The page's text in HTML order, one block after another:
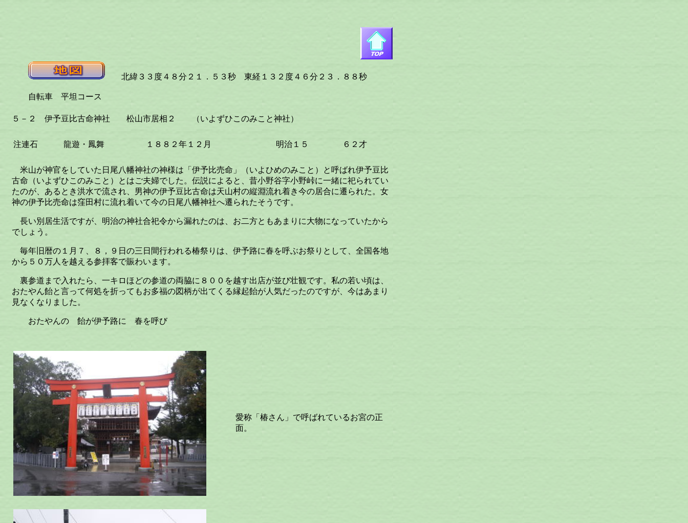
北緯３３度４８分２１．５３秒 東経１３２度４６分２３．８８秒
自転車 平坦コース
５－２ 伊予豆比古命神社 松山市居相２ （いよずひこのみこと神社）
注連石 龍遊・鳳舞 １８８２年１２月 明治１５ ６２才
米山が神官をしていた日尾八幡神社の神様は「伊予比売命」（いよひめのみこと）と呼ばれ伊予豆比
古命（いよずひこのみこと）とはご夫婦でした。伝説によると、昔小野谷字小野峠に一緒に祀られてい
たのが、あるとき洪水で流され、男神の伊予豆比古命は天山村の縦淵流れ着き今の居合に遷られた。女
神の伊予比売命は窪田村に流れ着いて今の日尾八幡神社へ遷られたそうです。
長い別居生活ですが、明治の神社合祀令から漏れたのは、お二方ともあまりに大物になっていたから
でしょう。
毎年旧暦の１月７、８，９日の三日間行われる椿祭りは、伊予路に春を呼ぶお祭りとして、全国各地
から５０万人を越える参拝客で賑わいます。
裏参道まで入れたら、一キロほどの参道の両脇に８００を越す出店が並び壮観です。私の若い頃は、
おたやん飴と言って何処を折ってもお多福の図柄が出てくる縁起飴が人気だったのですが、今はあまり
見なくなりました。
おたやんの 飴が伊予路に 春を呼び
愛称「椿さん」で呼ばれているお宮の正
面。